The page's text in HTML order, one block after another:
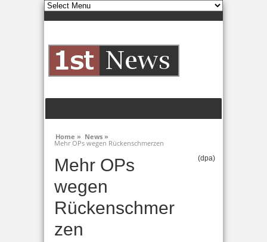
Home » News »
Mehr OPs wegen Rückenschmerzen
Mehr OPs
wegen
Rückenschmer
zen
(dpa)